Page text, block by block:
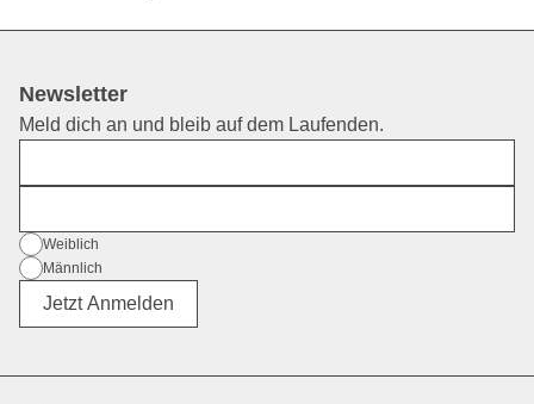
Newsletter
Meld dich an und bleib auf dem Laufenden.
Geschlecht
Weiblich
Männlich
Jetzt Anmelden